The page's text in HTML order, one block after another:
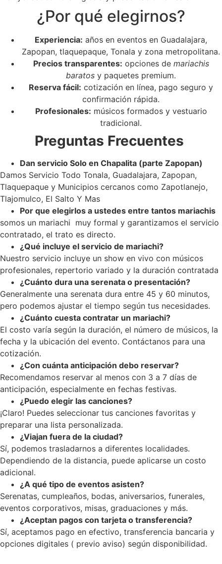
¿Por qué elegirnos?
Experiencia: años en eventos en Guadalajara,
Zapopan, tlaquepaque, Tonala y zona metropolitana.
Precios transparentes: opciones de mariachis
baratos y paquetes premium.
Reserva fácil: cotización en línea, pago seguro y
confirmación rápida.
Profesionales: músicos formados y vestuario
tradicional.
Preguntas Frecuentes
Dan servicio Solo en Chapalita (parte Zapopan)
Damos Servicio Todo Tonala, Guadalajara, Zapopan,
Tlaquepaque y Municipios cercanos como Zapotlanejo,
Tlajomulco, El Salto Y Mas
Por que elegirlos a ustedes entre tantos mariachis
somos un mariachi muy formal y garantizamos el servicio
contratado, el trato es directo.
¿Qué incluye el servicio de mariachi?
Nuestro servicio incluye un show en vivo con músicos
profesionales, repertorio variado y la duración contratada
¿Cuánto dura una serenata o presentación?
Generalmente una serenata dura entre 45 y 60 minutos,
pero podemos ajustar el tiempo según tus necesidades.
¿Cuánto cuesta contratar un mariachi?
El costo varía según la duración, el número de músicos, la
fecha y la ubicación del evento. Contáctanos para una
cotización.
¿Con cuánta anticipación debo reservar?
Recomendamos reservar al menos con 3 a 7 días de
anticipación, especialmente en fechas festivas.
¿Puedo elegir las canciones?
¡Claro! Puedes seleccionar tus canciones favoritas y
preparar una lista personalizada.
¿Viajan fuera de la ciudad?
Sí, podemos trasladarnos a diferentes localidades.
Dependiendo de la distancia, puede aplicarse un costo
adicional.
¿A qué tipo de eventos asisten?
Serenatas, cumpleaños, bodas, aniversarios, funerales,
eventos corporativos, misas, graduaciones y más.
¿Aceptan pagos con tarjeta o transferencia?
Sí, aceptamos pago en efectivo, transferencia bancaria y
opciones digitales ( previo aviso) según disponibilidad.